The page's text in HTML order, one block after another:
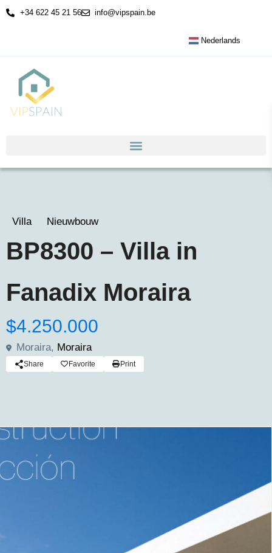
+34 622 45 21 56 info@vipspain.be
Nederlands
Villa Nieuwbouw
BP8300 – Villa in
Fanadix Moraira
$4.250.000
Moraira, Moraira
Share Favorite Print